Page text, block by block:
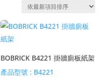
BOBRICK B4221 掛牆廁板紙架
產品型號 : B4221